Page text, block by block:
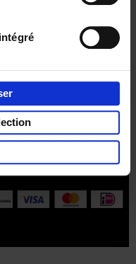
générales
Group